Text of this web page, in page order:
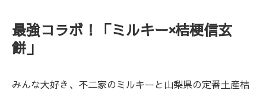
最強コラボ！「ミルキー×桔梗信玄
餅」
みんな大好き、不二家のミルキーと山梨県の定番土産桔